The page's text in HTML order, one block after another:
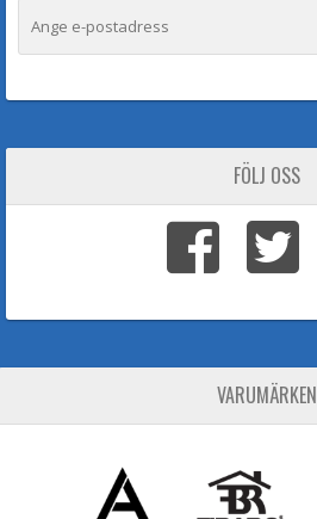
FÖLJ OSS
VARUMÄRKEN